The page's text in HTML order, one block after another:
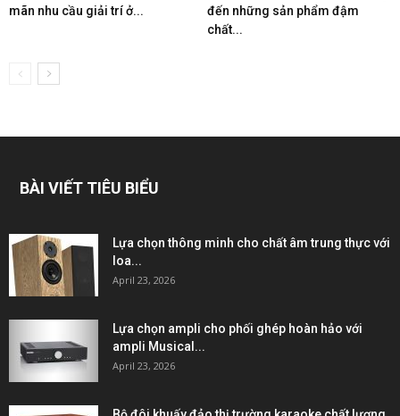
mãn nhu cầu giải trí ở...
đến những sản phẩm đậm
chất...
BÀI VIẾT TIÊU BIỂU
Lựa chọn thông minh cho chất âm trung thực với
loa...
April 23, 2026
Lựa chọn ampli cho phối ghép hoàn hảo với
ampli Musical...
April 23, 2026